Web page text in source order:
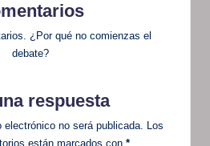
¿Por qué no comienzas el
debate?
respuesta
no será publicada. Los
están marcados con *